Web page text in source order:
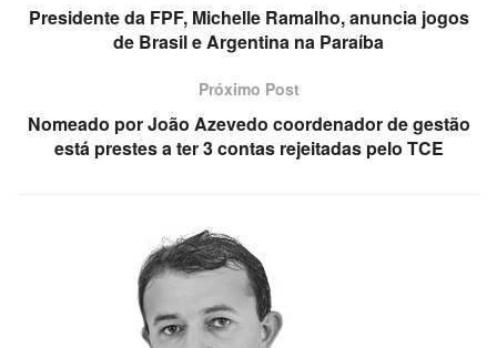
Presidente da FPF, Michelle Ramalho, anuncia jogos
de Brasil e Argentina na Paraíba
Próximo Post
Nomeado por João Azevedo coordenador de gestão
está prestes a ter 3 contas rejeitadas pelo TCE